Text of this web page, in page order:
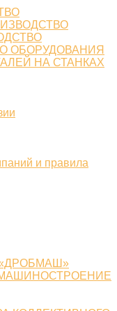
ОБОРУДОВАНИЯ
НА СТАНКАХ
и правила